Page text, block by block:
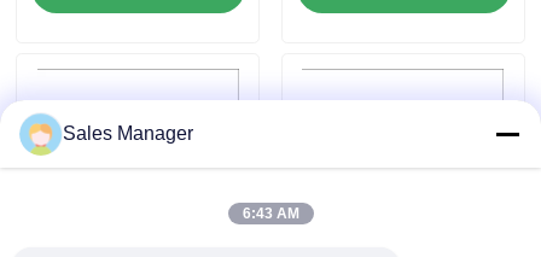
Ζητήστε ένα απόσπασμα
Υποδοχή υποδοχής USB
Sales Manager
6:43 AM